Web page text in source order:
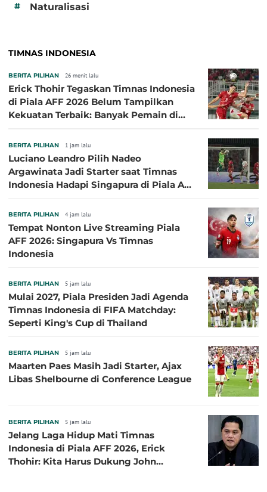
# Naturalisasi
TIMNAS INDONESIA
BERITA PILIHAN 26 menit lalu
Erick Thohir Tegaskan Timnas Indonesia
di Piala AFF 2026 Belum Tampilkan
Kekuatan Terbaik: Banyak Pemain di
BERITA PILIHAN 1 jam lalu
Luciano Leandro Pilih Nadeo
Argawinata Jadi Starter saat Timnas
Indonesia Hadapi Singapura di Piala AFF
BERITA PILIHAN 4 jam lalu
Tempat Nonton Live Streaming Piala
AFF 2026: Singapura Vs Timnas
Indonesia
BERITA PILIHAN 5 jam lalu
Mulai 2027, Piala Presiden Jadi Agenda
Timnas Indonesia di FIFA Matchday:
Seperti King's Cup di Thailand
BERITA PILIHAN 5 jam lalu
Maarten Paes Masih Jadi Starter, Ajax
Libas Shelbourne di Conference League
BERITA PILIHAN 5 jam lalu
Jelang Laga Hidup Mati Timnas
Indonesia di Piala AFF 2026, Erick
Thohir: Kita Harus Dukung John